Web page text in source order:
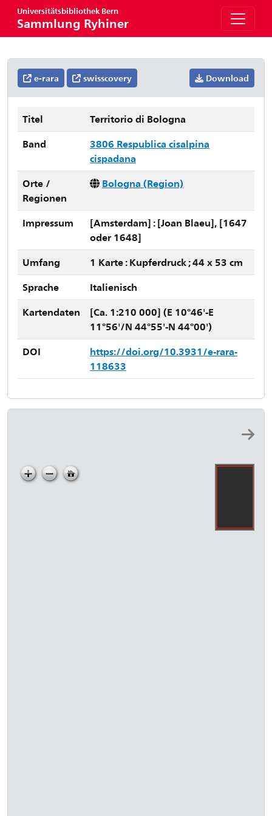
Universitätsbibliothek Bern
Sammlung Ryhiner
e-rara swisscovery Download
Titel
Territorio di Bologna
Band
3806 Respublica cisalpina
cispadana
Orte /
Regionen
Bologna (Region)
Impressum
[Amsterdam] : [Joan Blaeu], [1647
oder 1648]
Umfang
1 Karte : Kupferdruck ; 44 x 53 cm
Sprache
Italienisch
Kartendaten
[Ca. 1:210 000] (E 10°46'-E
11°56'/N 44°55'-N 44°00')
DOI
https://doi.org/10.3931/e-rara-
118633